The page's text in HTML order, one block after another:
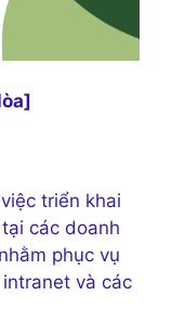
triển khai
các doanh
phục vụ
và các